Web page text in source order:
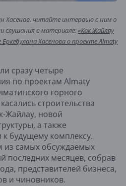
Хасенов, читайте интервью с ним о
слушания в материале:«Кок Жайляу
Хасенова о проекте Almaty
сразу четыре
по проектам Almaty
горного
строительства
Жайлау, новой
а также
будущему комплексу.
из самых обсуждаемых
последних месяцев, собрав
представителей бизнеса,
и чиновников.